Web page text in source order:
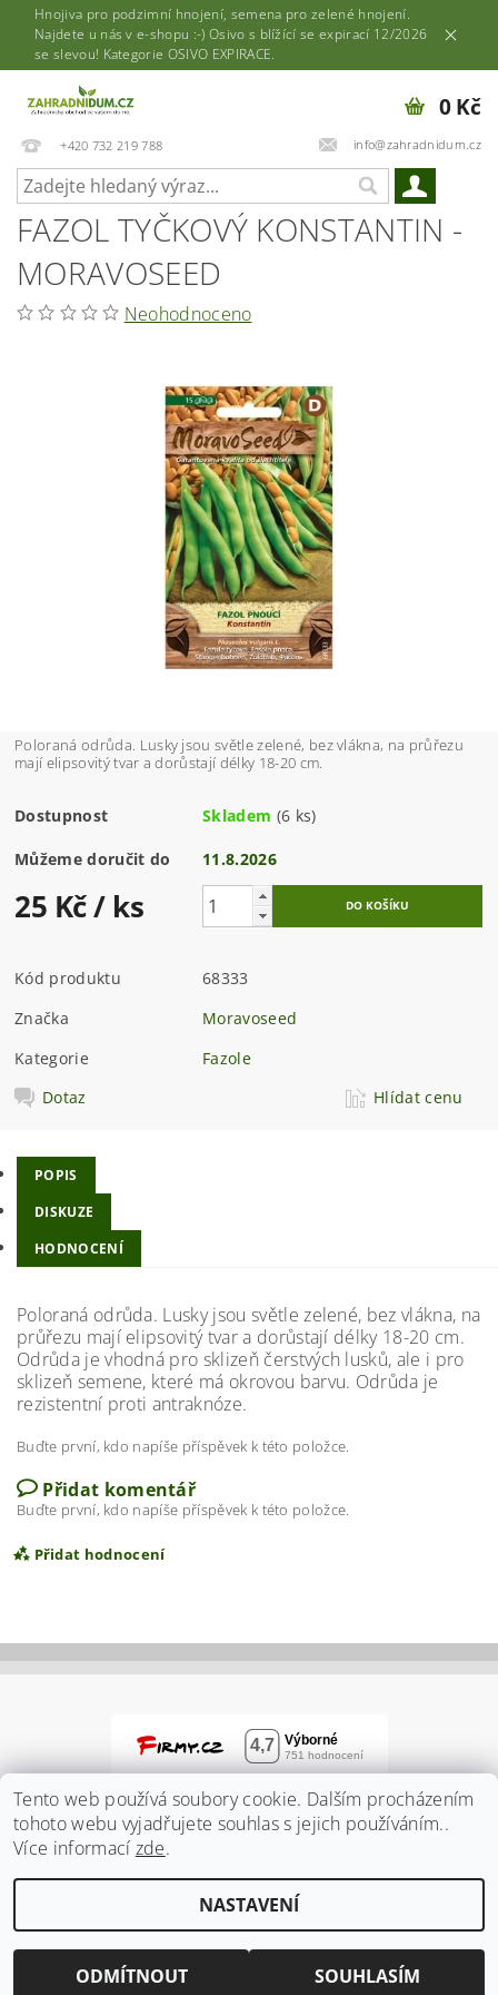
Hnojiva pro podzimní hnojení, semena pro zelené hnojení.
Najdete u nás v e-shopu :-) Osivo s blížící se expirací 12/2026
se slevou! Kategorie OSIVO EXPIRACE.
+420 732 219 788 info@zahradnidum.cz
0 Kč
FAZOL TYČKOVÝ KONSTANTIN -
MORAVOSEED
Neohodnoceno
Poloraná odrůda. Lusky jsou světle zelené, bez vlákna, na průřezu
mají elipsovitý tvar a dorůstají délky 18-20 cm.
Dostupnost Skladem (6 ks)
Můžeme doručit do 11.8.2026
25 Kč/ ks
Kód produktu
68333
Značka
Moravoseed
Kategorie
Fazole
Dotaz
Hlídat cenu
POPIS
DISKUZE
HODNOCENÍ
Poloraná odrůda. Lusky jsou světle zelené, bez vlákna, na
průřezu mají elipsovitý tvar a dorůstají délky 18-20 cm.
Odrůda je vhodná pro sklizeň čerstvých lusků, ale i pro
sklizeň semene, které má okrovou barvu. Odrůda je
rezistentní proti antraknóze.
Buďte první, kdo napíše příspěvek k této položce.
Přidat komentář
Buďte první, kdo napíše příspěvek k této položce.
Přidat hodnocení
Vložením hodnocení souhlasíte spodmínkami
ochrany osobních údajů
2026 ©Zahradnidum.cz, všechna práva vyhrazena
Tento web používá soubory cookie. Dalším procházením
tohoto webu vyjadřujete souhlas s jejich používáním..
Více informací zde.
NASTAVENÍ
ODMÍTNOUT SOUHLASÍM